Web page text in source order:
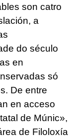
son catro
a
do século
en
só
De entre
en acceso
de Múnic»,
de Filoloxía